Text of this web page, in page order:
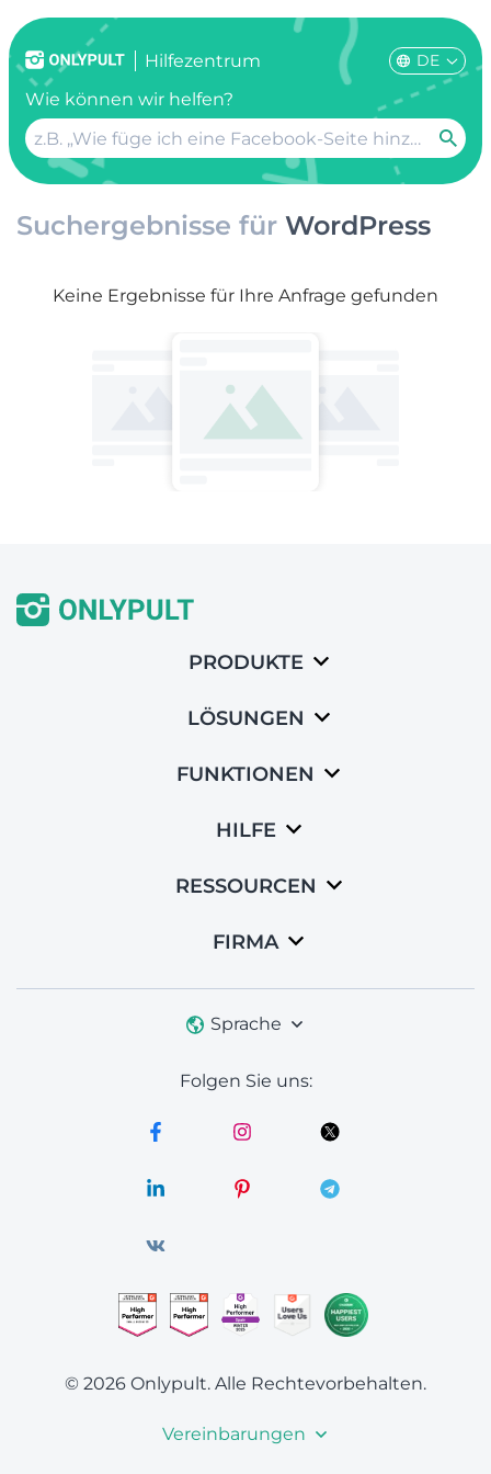
Hilfezentrum DE
Wie können wir helfen?
Suchergebnisse für WordPress
Keine Ergebnisse für Ihre Anfrage gefunden
PRODUKTE
LÖSUNGEN
FUNKTIONEN
HILFE
RESSOURCEN
FIRMA
Sprache
Folgen Sie uns:
© 2026 Onlypult. Alle Rechtevorbehalten.
Vereinbarungen